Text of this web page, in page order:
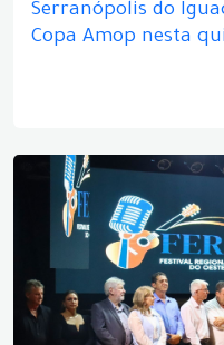
Serranópolis do
Copa Amop nesta